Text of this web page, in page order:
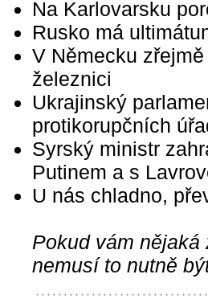
Na Karlovarsku
Rusko má
V Německu
železnici
Ukrajinský
protikorupčních
Syrský ministr
Putinem a s
U nás chladno,
Pokud vám
nemusí to nutně